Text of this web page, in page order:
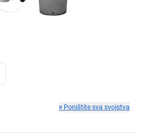
× Poništite sva svojstva